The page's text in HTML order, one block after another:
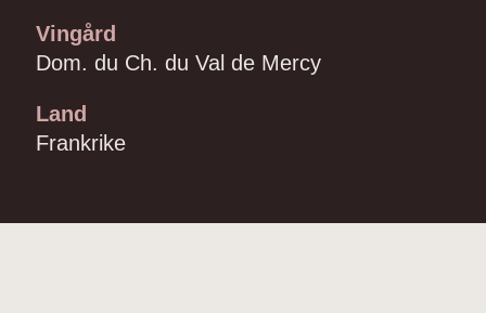
Vingård
Dom. du Ch. du Val de Mercy
Land
Frankrike